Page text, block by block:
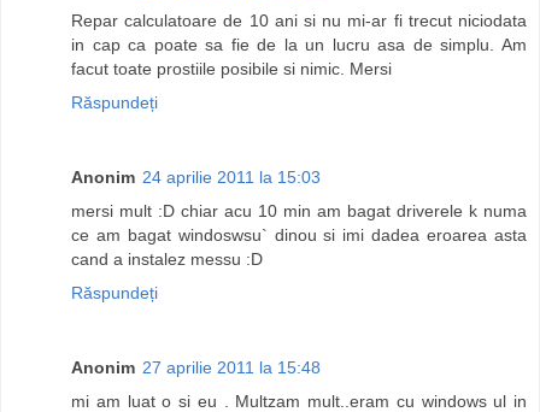
Repar calculatoare de 10 ani si nu mi-ar fi trecut niciodata
in cap ca poate sa fie de la un lucru asa de simplu. Am
facut toate prostiile posibile si nimic. Mersi
Răspundeți
Anonim 24 aprilie 2011 la 15:03
mersi mult :D chiar acu 10 min am bagat driverele k numa
ce am bagat windoswsu` dinou si imi dadea eroarea asta
cand a instalez messu :D
Răspundeți
Anonim 27 aprilie 2011 la 15:48
mi am luat o si eu . Multzam mult..eram cu windows ul in